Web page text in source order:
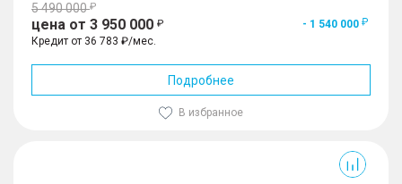
5 490 000
цена от 3 950 000
- 1 540 000
Кредит от 36 783 ₽/мес.
Подробнее
В избранное